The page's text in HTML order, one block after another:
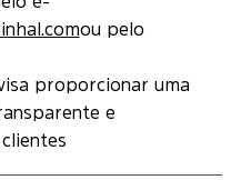
ou pelo
proporcionar uma
e